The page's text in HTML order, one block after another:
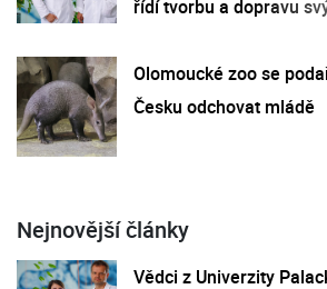
řídí tvorbu a dopravu
Olomoucké zoo se
Česku odchovat mládě
Nejnovější články
Vědci z Univerzity